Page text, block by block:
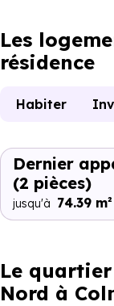
Les
résidence
Habiter
Dernier
(2 pièces)
jusqu'à 74.39 m²
Le
Nord à